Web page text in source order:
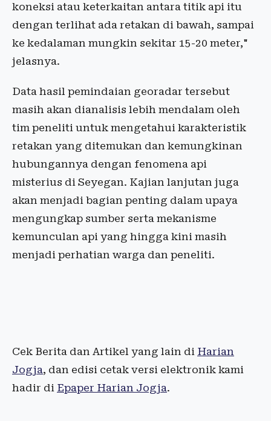
koneksi atau keterkaitan antara titik api itu
dengan terlihat ada retakan di bawah, sampai
ke kedalaman mungkin sekitar 15-20 meter,"
jelasnya.
Data hasil pemindaian georadar tersebut
masih akan dianalisis lebih mendalam oleh
tim peneliti untuk mengetahui karakteristik
retakan yang ditemukan dan kemungkinan
hubungannya dengan fenomena api
misterius di Seyegan. Kajian lanjutan juga
akan menjadi bagian penting dalam upaya
mengungkap sumber serta mekanisme
kemunculan api yang hingga kini masih
menjadi perhatian warga dan peneliti.
Cek Berita dan Artikel yang lain di Harian
Jogja, dan edisi cetak versi elektronik kami
hadir di Epaper Harian Jogja.